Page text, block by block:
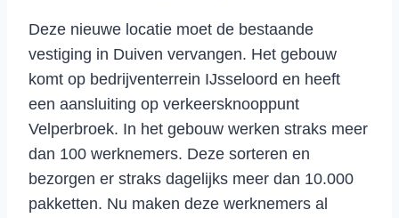
Deze nieuwe locatie moet de bestaande
vestiging in Duiven vervangen. Het gebouw
komt op bedrijventerrein IJsseloord en heeft
een aansluiting op verkeersknooppunt
Velperbroek. In het gebouw werken straks meer
dan 100 werknemers. Deze sorteren en
bezorgen er straks dagelijks meer dan 10.000
pakketten. Nu maken deze werknemers al